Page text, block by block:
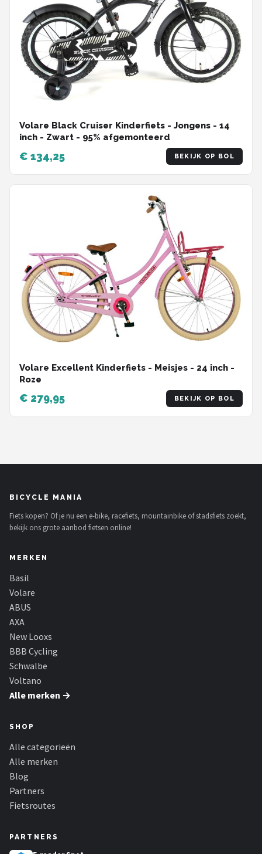
Volare Black Cruiser Kinderfiets - Jongens - 14
inch - Zwart - 95% afgemonteerd
€ 134,25 BEKIJK OP BOL
Volare Excellent Kinderfiets - Meisjes - 24 inch -
Roze
€ 279,95 BEKIJK OP BOL
BICYCLE MANIA
Fiets kopen? Of je nu een e-bike, racefiets, mountainbike of stadsfiets zoekt,
bekijk ons grote aanbod fietsen online!
MERKEN
Basil
Volare
ABUS
AXA
New Looxs
BBB Cycling
Schwalbe
Voltano
Alle merken →
SHOP
Alle categorieën
Alle merken
Blog
Partners
Fietsroutes
PARTNERS